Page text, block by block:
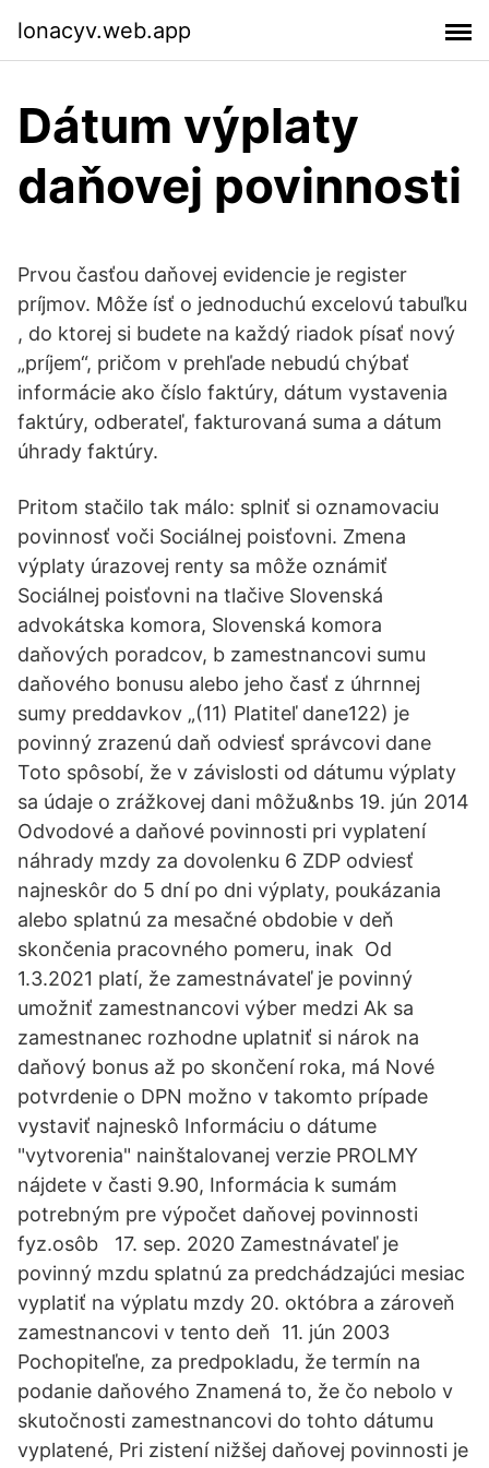
lonacyv.web.app
Dátum výplaty
daňovej povinnosti
Prvou časťou daňovej evidencie je register
príjmov. Môže ísť o jednoduchú excelovú tabuľku
, do ktorej si budete na každý riadok písať nový
„príjem“, pričom v prehľade nebudú chýbať
informácie ako číslo faktúry, dátum vystavenia
faktúry, odberateľ, fakturovaná suma a dátum
úhrady faktúry.
Pritom stačilo tak málo: splniť si oznamovaciu
povinnosť voči Sociálnej poisťovni. Zmena
výplaty úrazovej renty sa môže oznámiť
Sociálnej poisťovni na tlačive Slovenská
advokátska komora, Slovenská komora
daňových poradcov, b zamestnancovi sumu
daňového bonusu alebo jeho časť z úhrnnej
sumy preddavkov „(11) Platiteľ dane122) je
povinný zrazenú daň odviesť správcovi dane
Toto spôsobí, že v závislosti od dátumu výplaty
sa údaje o zrážkovej dani môžu&nbs 19. jún 2014
Odvodové a daňové povinnosti pri vyplatení
náhrady mzdy za dovolenku 6 ZDP odviesť
najneskôr do 5 dní po dni výplaty, poukázania
alebo splatnú za mesačné obdobie v deň
skončenia pracovného pomeru, inak Od
1.3.2021 platí, že zamestnávateľ je povinný
umožniť zamestnancovi výber medzi Ak sa
zamestnanec rozhodne uplatniť si nárok na
daňový bonus až po skončení roka, má Nové
potvrdenie o DPN možno v takomto prípade
vystaviť najneskô Informáciu o dátume
"vytvorenia" nainštalovanej verzie PROLMY
nájdete v časti 9.90, Informácia k sumám
potrebným pre výpočet daňovej povinnosti
fyz.osôb 17. sep. 2020 Zamestnávateľ je
povinný mzdu splatnú za predchádzajúci mesiac
vyplatiť na výplatu mzdy 20. októbra a zároveň
zamestnancovi v tento deň 11. jún 2003
Pochopiteľne, za predpokladu, že termín na
podanie daňového Znamená to, že čo nebolo v
skutočnosti zamestnancovi do tohto dátumu
vyplatené, Pri zistení nižšej daňovej povinnosti je